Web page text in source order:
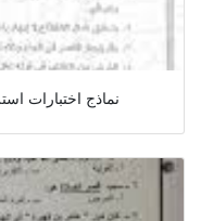
نماذج اختبارات